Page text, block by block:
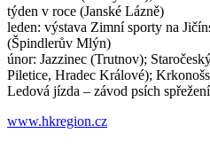
týden v roce (Janské Lázně)
leden: výstava Zimní sporty na
(Špindlerův Mlýn)
únor: Jazzinec (Trutnov);
Piletice, Hradec Králové);
Ledová jízda – závod psích
www.hkregion.cz